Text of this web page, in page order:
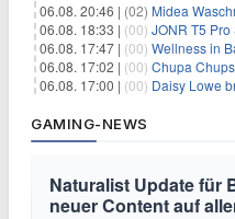
06.08. 20:46 | (02) Midea
06.08. 18:33 | (00) JONR T5
06.08. 17:47 | (00) Wellness in Bayern: 2
06.08. 17:02 | (00) Chupa Chups
06.08. 17:00 | (00) Daisy Lowe
GAMING-NEWS
Naturalist Update für
neuer Content auf